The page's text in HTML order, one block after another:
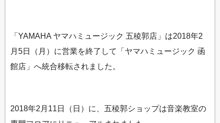
「YAMAHA ヤマハミュージック 五稜郭店」は2018年2
月5日（月）に営業を終了して「ヤマハミュージック 函
館店」へ統合移転されました。
2018年2月11日（日）に、五稜郭ショップは音楽教室の